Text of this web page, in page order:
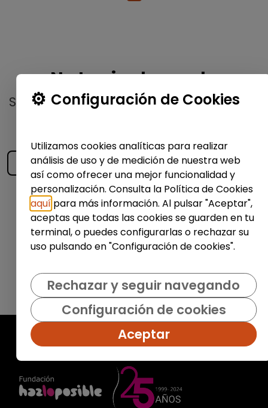
No te pierdas nada
Suscríbete a nuestroboletín semanal
Enviar
Configuración de Cookies
Utilizamos cookies analíticas para realizar
análisis de uso y de medición de nuestra web
así como ofrecer una mejor funcionalidad y
personalización. Consulta la Política de Cookies
aquí para más información. Al pulsar "Aceptar",
aceptas que todas las cookies se guarden en tu
terminal, o puedes configurarlas o rechazar su
uso pulsando en "Configuración de cookies".
Rechazar y seguir navegando
Configuración de cookies
Aceptar